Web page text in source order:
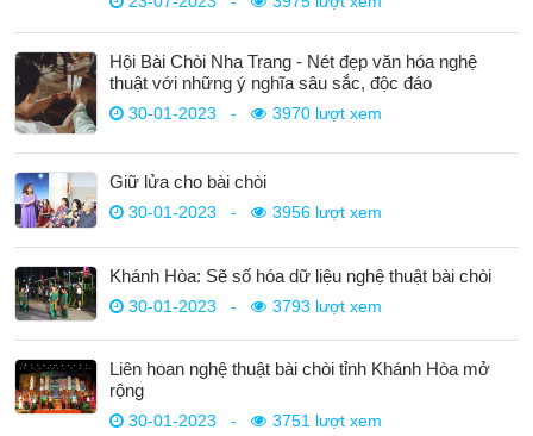
Hội Bài Chòi Nha Trang - Nét đẹp văn hóa nghệ
thuật với những ý nghĩa sâu sắc, độc đáo
30-01-2023 - 3970 lượt xem
Giữ lửa cho bài chòi
30-01-2023 - 3956 lượt xem
Khánh Hòa: Sẽ số hóa dữ liệu nghệ thuật bài chòi
30-01-2023 - 3793 lượt xem
Liên hoan nghệ thuật bài chòi tỉnh Khánh Hòa mở
rộng
30-01-2023 - 3751 lượt xem